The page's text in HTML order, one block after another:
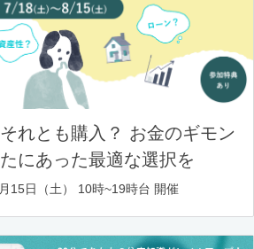
れとも購入？ お金のギモン
にあった最適な選択を
15日（土） 10時~19時台 開催